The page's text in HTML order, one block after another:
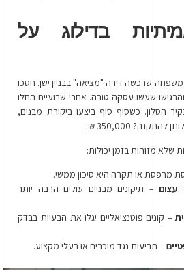
בדילוג על
שרכשה דירה "מציאה" בבניין ישן. חסכו
והרגישו שעשו עסקה טובה. אחרי שבועיים החלו
הסלון. כשסוף סוף ביצעו ביקורת מבנים,
350,000 ₪.
שלא מזוהות בזמן יכולות:
מרפסת או תקרה היא סיכון ממשי.
עצום– תיקונים מבניים עולים הרבה יותר
– קונים פוטנציאליים יגלו את הבעיות בבדק
– תביעות נגד מוכרים או בעלי מקצוע.